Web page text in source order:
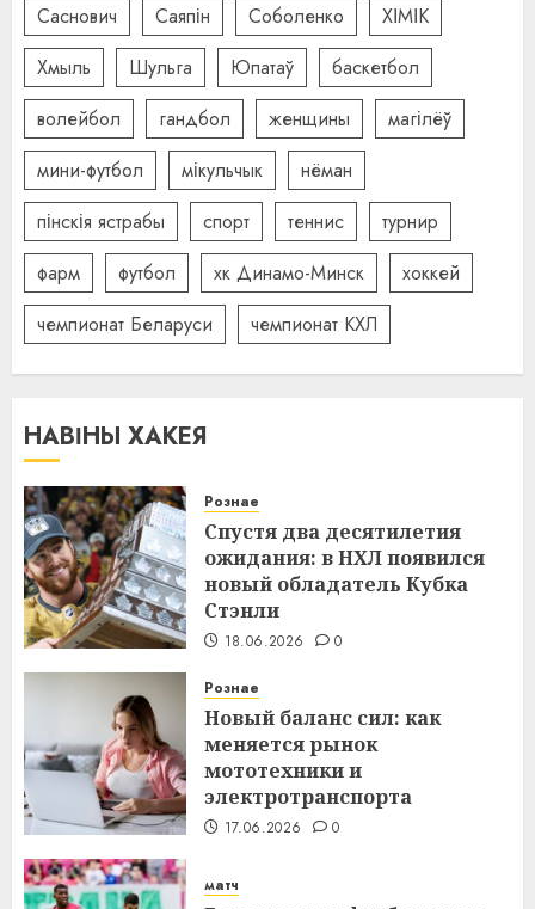
Саснович
Саяпін Соболенко
ХІМІК
Хмыль
Шульга Юпатаў
баскетбол
волейбол
гандбол женщины
магілёў
мини-футбол
мікульчык
нёман
пінскія ястрабы
спорт теннис
турнир
фарм
футбол хк Динамо-Минск
хоккей
чемпионат Беларуси
чемпионат КХЛ
НАВІНЫ ХАКЕЯ
Рознае
Спустя два десятилетия
ожидания: в НХЛ появился
новый обладатель Кубка
Стэнли
18.06.2026 0
Рознае
Новый баланс сил: как
меняется рынок
мототехники и
электротранспорта
17.06.2026 0
матч